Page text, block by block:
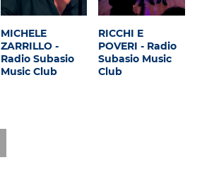
MICHELE
ZARRILLO -
Radio Subasio
Music Club
RICCHI E
POVERI - Radio
Subasio Music
Club